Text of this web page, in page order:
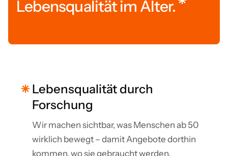
Lebensqualität im Alter.
Lebensqualität durch
Forschung
Wir machen sichtbar, was Menschen ab 50
wirklich bewegt – damit Angebote dorthin
kommen, wo sie gebraucht werden.